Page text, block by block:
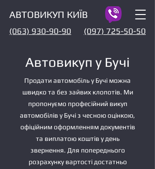
АВТОВИКУП КИЇВ
(097) 725-50-50
(063) 930-90-90
Автовикуп у Бучі
Продати автомобіль у Бучі можна
швидко та без зайвих клопотів. Ми
пропонуємо професійний викуп
автомобілів у Бучі з чесною оцінкою,
офіційним оформленням документів
та виплатою коштів у день
звернення. Для попереднього
розрахунку вартості достатньо